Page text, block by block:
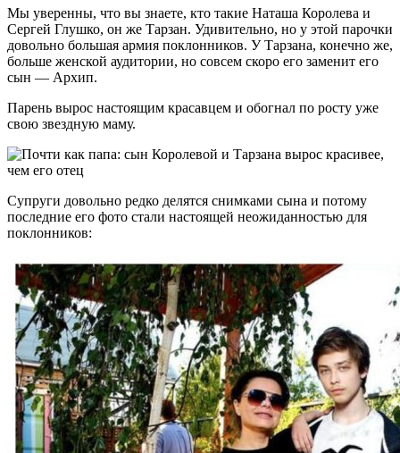
Мы уверенны, что вы знаете, кто такие Наташа Королева и
Сергей Глушко, он же Тарзан. Удивительно, но у этой парочки
довольно большая армия поклонников. У Тарзана, конечно же,
больше женской аудитории, но совсем скоро его заменит его
сын — Архип.
Парень вырос настоящим красавцем и обогнал по росту уже
свою звездную маму.
Супруги довольно редко делятся снимками сына и потому
последние его фото стали настоящей неожиданностью для
поклонников: